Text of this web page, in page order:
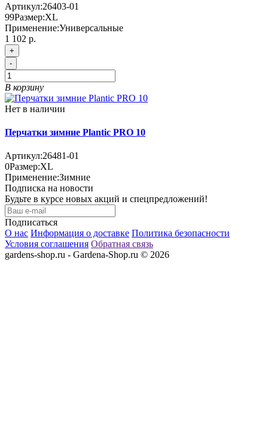
Артикул:26403-01
99Размер:XL
Применение:Универсальные
1 102 р.
+
-
В корзину
Нет в наличии
Перчатки зимние Plantic PRO 10
Артикул:26481-01
0Размер:XL
Применение:Зимние
Подписка на новости
Будьте в курсе новых акций и спецпредложений!
Подписаться
О нас Информация о доставке Политика безопасности
Условия соглашения Обратная связь
gardens-shop.ru - Gardena-Shop.ru © 2026